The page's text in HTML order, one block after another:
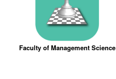
Faculty of Management Science